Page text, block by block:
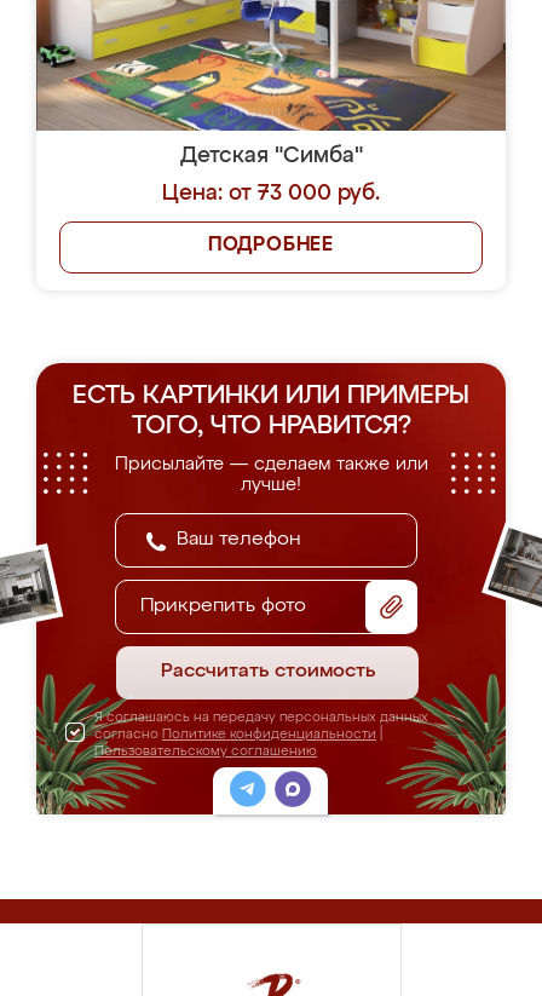
Детская "Симба"
Цена: от 73 000 руб.
ПОДРОБНЕЕ
ЕСТЬ КАРТИНКИ ИЛИ ПРИМЕРЫ
ТОГО, ЧТО НРАВИТСЯ?
Присылайте — сделаем также или
лучше!
Прикрепить фото
Рассчитать стоимость
Я соглашаюсь на передачу персональных данных
согласно Политике конфиденциальности
Пользовательскому соглашению